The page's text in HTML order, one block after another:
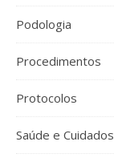
Podologia
Procedimentos
Protocolos
Saúde e Cuidados